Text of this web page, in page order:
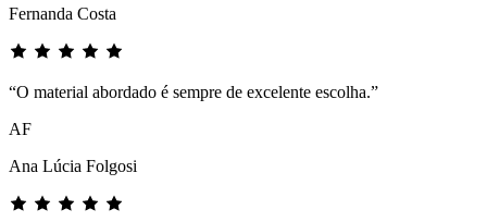
Fernanda Costa
“O material abordado é sempre de excelente escolha.”
AF
Ana Lúcia Folgosi